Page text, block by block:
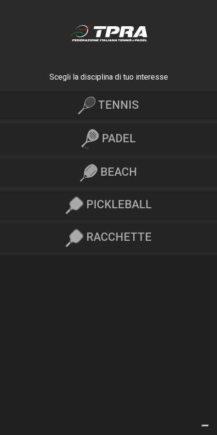
Scegli la disciplina di tuo interesse
TENNIS
PADEL
BEACH
PICKLEBALL
RACCHETTE